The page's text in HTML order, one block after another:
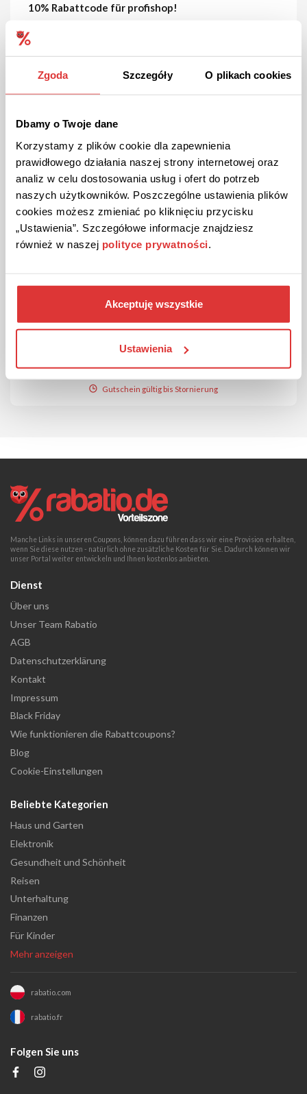
Zgoda Szczegóły O plikach cookies
Dbamy o Twoje dane
Korzystamy z plików cookie dla zapewnienia
prawidłowego działania naszej strony internetowej oraz
analiz w celu dostosowania usług i ofert do potrzeb
naszych użytkowników. Poszczególne ustawienia plików
cookies możesz zmieniać po kliknięciu przycisku
„Ustawienia”. Szczegółowe informacje znajdziesz
również w naszej polityce prywatności
Akceptuję wszystkie
Ustawienia
10% Rabattcode für profishop!
Bestellung zu sparen.
5% Neukundenrabattcode bei KRÄHE!
Sparen Sie, indem Sie sich für den Newsletter anmelden.
Gutschein gültig bis Stornierung
Manche Links in unseren Coupons, können dazu führen dass wir eine Provision erhalten,
wenn Sie diese nutzen - natürlich ohne zusätzliche Kosten für Sie. Dadurch können wir
unser Portal weiter entwickeln und Ihnen kostenlos anbieten.
Dienst
Über uns
Unser Team Rabatio
AGB
Datenschutzerklärung
Kontakt
Impressum
Black Friday
Wie funktionieren die Rabattcoupons?
Blog
Cookie-Einstellungen
Beliebte Kategorien
Haus und Garten
Elektronik
Gesundheit und Schönheit
Reisen
Unterhaltung
Finanzen
Für Kinder
Mehr anzeigen
rabatio.com
rabatio.fr
Folgen Sie uns